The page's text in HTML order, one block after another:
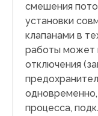
смешения
установки
клапанами в
работы может
отключения
процесса,